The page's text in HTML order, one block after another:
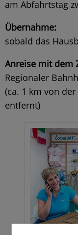
am Abfahrtstag
Übernahme:
sobald das
Anreise mit dem
Regionaler
(ca. 1 km von
entfernt)